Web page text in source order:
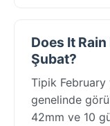
Does It
Şubat?
Tipik February
genelinde
42mm ve 10